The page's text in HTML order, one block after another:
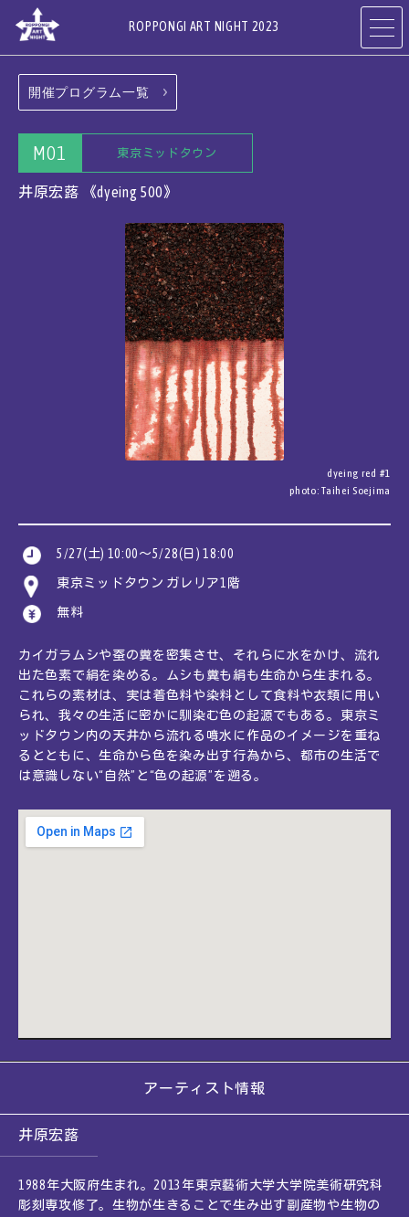
ROPPONGI ART NIGHT 2023
開催概要
プログラム
参加ギャラリー
・ホテル・施設
ART GALLERIES,
HOTELS & FACILITIES
参加店舗
RESTAURANTS
& SHOPS
EN
CN
開催プログラム一覧
M01 東京ミッドタウン
井原宏蕗 《dyeing 500》
dyeing red #1
photo: Taihei Soejima
5/27(土) 10:00～5/28(日) 18:00
東京ミッドタウン ガレリア1階
無料
カイガラムシや蚕の糞を密集させ、それらに水をかけ、流れ
出た色素で絹を染める。ムシも糞も絹も生命から生まれる。
これらの素材は、実は着色料や染料として食料や衣類に用い
られ、我々の生活に密かに馴染む色の起源でもある。東京ミ
ッドタウン内の天井から流れる噴水に作品のイメージを重ね
るとともに、生命から色を染み出す行為から、都市の生活で
は意識しない“自然”と“色の起源”を遡る。
アーティスト情報
井原宏蕗
1988年大阪府生まれ。2013年東京藝術大学大学院美術研究科
彫刻専攻修了。生物が生きることで生み出す副産物や生物の